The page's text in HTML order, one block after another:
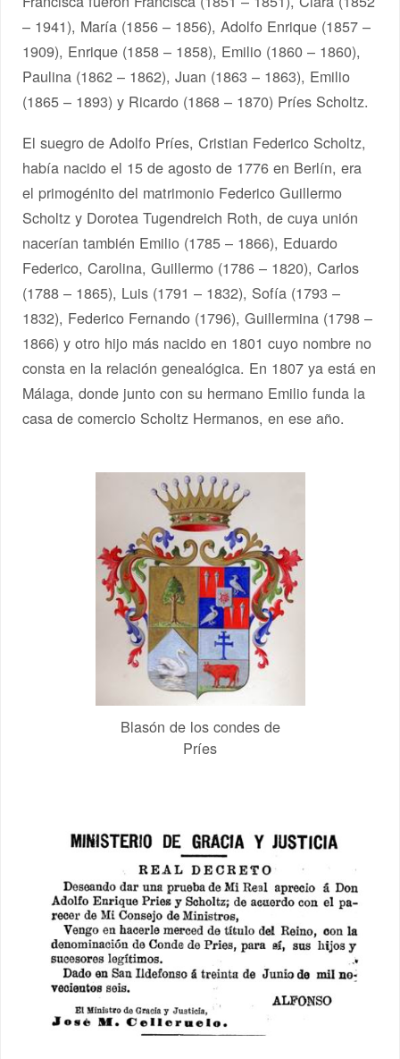
– 1941), María (1856 – 1856), Adolfo Enrique (1857 –
1909), Enrique (1858 – 1858), Emilio (1860 – 1860),
Paulina (1862 – 1862), Juan (1863 – 1863), Emilio
(1865 – 1893) y Ricardo (1868 – 1870) Príes Scholtz.
El suegro de Adolfo Príes, Cristian Federico Scholtz,
había nacido el 15 de agosto de 1776 en Berlín, era
el primogénito del matrimonio Federico Guillermo
Scholtz y Dorotea Tugendreich Roth, de cuya unión
nacerían también Emilio (1785 – 1866), Eduardo
Federico, Carolina, Guillermo (1786 – 1820), Carlos
(1788 – 1865), Luis (1791 – 1832), Sofía (1793 –
1832), Federico Fernando (1796), Guillermina (1798 –
1866) y otro hijo más nacido en 1801 cuyo nombre no
consta en la relación genealógica. En 1807 ya está en
Málaga, donde junto con su hermano Emilio funda la
casa de comercio Scholtz Hermanos, en ese año.
Blasón de los condes de
Príes